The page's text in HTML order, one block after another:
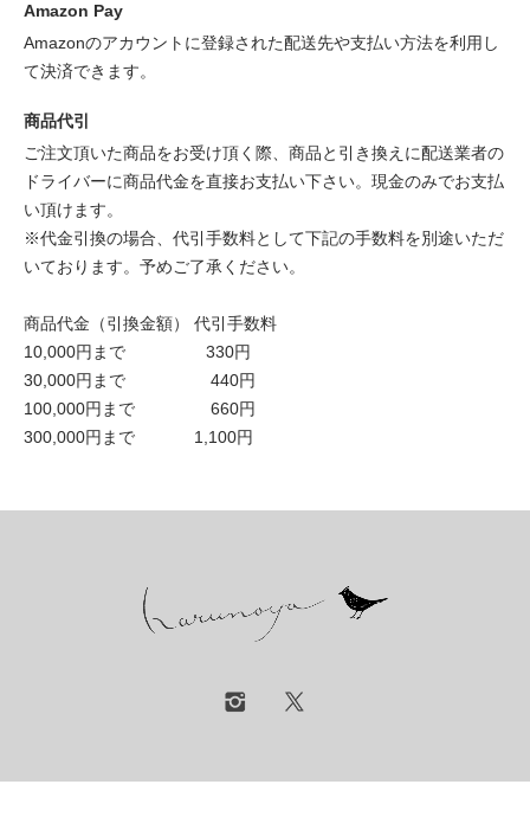
Amazon Pay
Amazonのアカウントに登録された配送先や支払い方法を利用し
て決済できます。
商品代引
ご注文頂いた商品をお受け頂く際、商品と引き換えに配送業者の
ドライバーに商品代金を直接お支払い下さい。現金のみでお支払
い頂けます。
※代金引換の場合、代引手数料として下記の手数料を別途いただ
いております。予めご了承ください。
商品代金（引換金額） 代引手数料
10,000円まで 330円
30,000円まで 440円
100,000円まで 660円
300,000円まで 1,100円